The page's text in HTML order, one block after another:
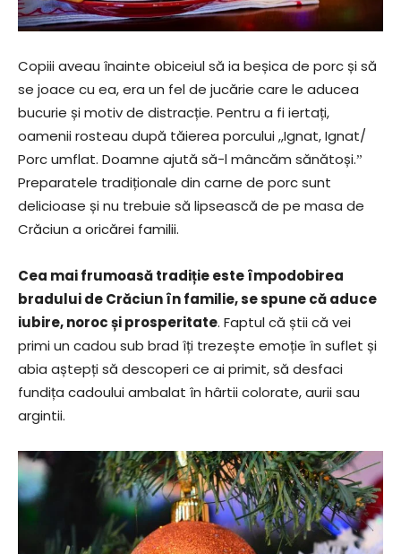
Copiii aveau înainte obiceiul să ia beșica de porc și să
se joace cu ea, era un fel de jucărie care le aducea
bucurie și motiv de distracție. Pentru a fi iertați,
oamenii rosteau după tăierea porcului ,,Ignat, Ignat/
Porc umflat. Doamne ajută să-l mâncăm sănătoși.ˮ
Preparatele tradiționale din carne de porc sunt
delicioase și nu trebuie să lipsească de pe masa de
Crăciun a oricărei familii.
Cea mai frumoasă tradiție este împodobirea
bradului de Crăciun în familie, se spune că aduce
iubire, noroc și prosperitate. Faptul că știi că vei
primi un cadou sub brad îți trezește emoție în suflet și
abia aștepți să descoperi ce ai primit, să desfaci
fundița cadoului ambalat în hârtii colorate, aurii sau
argintii.